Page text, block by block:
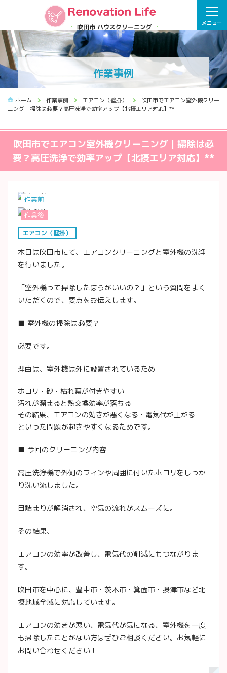
吹田市 ハウスクリーニング メニュー
作業事例
ホーム 作業事例 エアコン（壁掛）
吹田市でエアコン室外機クリー
ニング｜掃除は必要？高圧洗浄で効率アップ【北摂エリア対応】**
吹田市でエアコン室外機クリーニング｜掃除は必
要？高圧洗浄で効率アップ【北摂エリア対応】**
作業前
作業後
エアコン（壁掛）
本日は吹田市にて、エアコンクリーニングと室外機の洗浄
を行いました。
「室外機って掃除したほうがいいの？」という質問をよく
いただくので、要点をお伝えします。
■ 室外機の掃除は必要？
必要です。
理由は、室外機は外に設置されているため
ホコリ・砂・枯れ葉が付きやすい
汚れが溜まると熱交換効率が落ちる
その結果、エアコンの効きが悪くなる・電気代が上がる
といった問題が起きやすくなるためです。
■ 今回のクリーニング内容
高圧洗浄機で外側のフィンや周囲に付いたホコリをしっか
り洗い流しました。
目詰まりが解消され、空気の流れがスムーズに。
その結果、
エアコンの効率が改善し、電気代の削減にもつながりま
す。
吹田市を中心に、豊中市・茨木市・箕面市・摂津市など北
摂地域全域に対応しています。
エアコンの効きが悪い、電気代が気になる、室外機を一度
も掃除したことがない方はぜひご相談ください。お気軽に
お問い合わせください！